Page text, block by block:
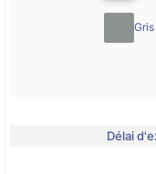
Délai